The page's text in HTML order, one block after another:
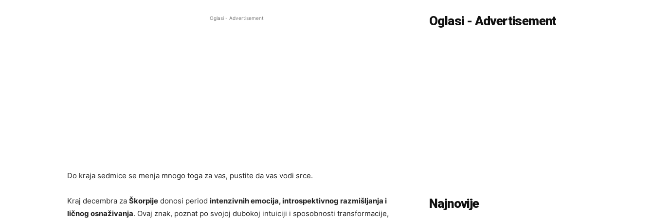
Oglasi - Advertisement
Do kraja sedmice se menja mnogo toga za vas, pustite da vas vodi srce.
Kraj decembra za Škorpije donosi period intenzivnih emocija, introspektivnog razmišljanja i
ličnog osnaživanja. Ovaj znak, poznat po svojoj dubokoj intuiciji i sposobnosti transformacije,
Oglasi - Advertisement
Najnovije